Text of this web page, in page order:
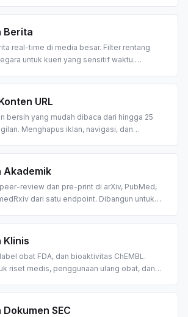
filter negara dan tanggal.
Berita
real-time di media besar. Filter rentang
untuk kueri yang sensitif waktu.
URL
bersih yang mudah dibaca dari hingga 25
Menghapus iklan, navigasi, dan
LLM. 2 kredit per URL.
Akademik
review dan pre-print di arXiv, PubMed,
dari satu endpoint. Dibangun untuk
Klinis
obat FDA, dan bioaktivitas ChEMBL.
riset medis, penggunaan ulang obat, dan
SEC